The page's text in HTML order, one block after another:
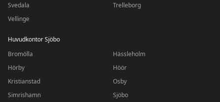
Svedala
Trelleborg
Vellinge
Huvudkontor Sjöbo
Bromölla
Hässleholm
Hörby
Höör
Kristianstad
Osby
Simrishamn
Sjöbo